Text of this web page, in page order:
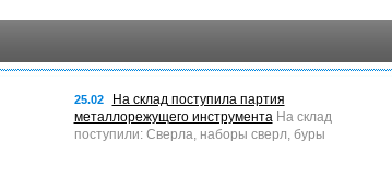
25.02
На склад поступила партия
металлорежущего инструментаНа склад
поступили: Сверла, наборы сверл, буры